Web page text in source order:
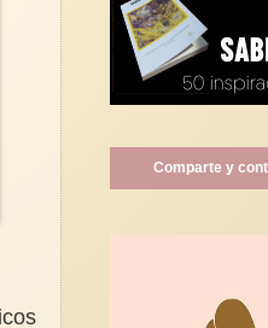
Comparte y